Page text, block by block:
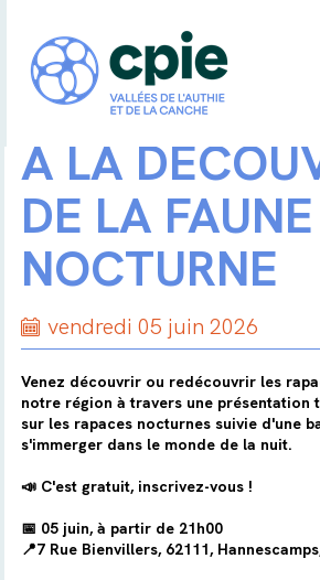
A LA
DE LA FAUNE
NOCTURNE
vendredi 05 juin 2026
Venez découvrir ou redécouvrir les
notre région à travers une présentation
sur les rapaces nocturnes suivie d'une
s'immerger dans le monde de la nuit.
📣 C'est gratuit, inscrivez-vous !
📅 05 juin, à partir de 21h00
📍7 Rue Bienvillers, 62111,